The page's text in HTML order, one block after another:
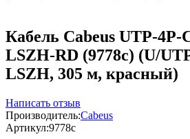
Кабель Cabeus UTP-4P-
LSZH-RD (9778c) (U/
LSZH, 305 м, красный)
Написать отзыв
Производитель:Cabeus
Артикул:9778c